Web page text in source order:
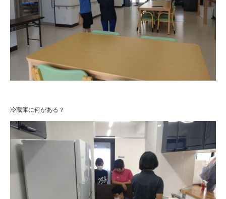
冷蔵庫に何がある？